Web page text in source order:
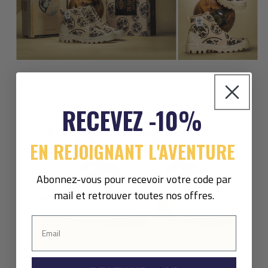
RECEVEZ -10%
EN REJOIGNANT L'AVENTURE
Abonnez-vous pour recevoir votre code par
mail et retrouver toutes nos offres.